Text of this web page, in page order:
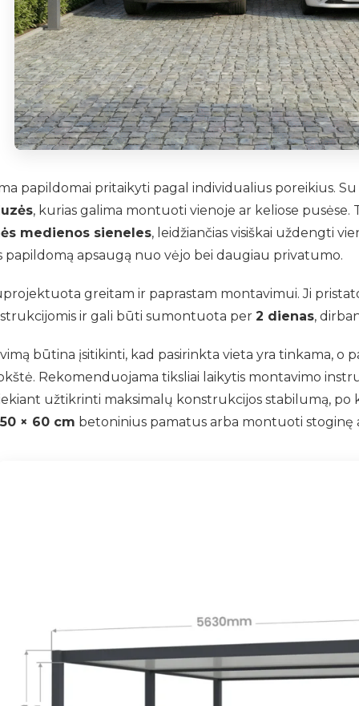
papildomai pritaikyti pagal individualius poreikius.
, kurias galima montuoti vienoje ar keliose pusėse.
medienos sieneles, leidžiančias visiškai uždengti
papildomą apsaugą nuo vėjo bei daugiau privatumo.
greitam ir paprastam montavimui. Ji
ir gali būti sumontuota per 2 dienas,
būtina įsitikinti, kad pasirinkta vieta yra tinkama, o
Rekomenduojama tiksliai laikytis montavimo
užtikrinti maksimalų konstrukcijos stabilumą,
× 60 cm betoninius pamatus arba montuoti stoginę